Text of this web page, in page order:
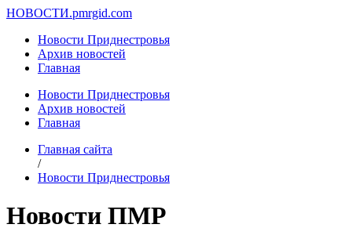
НОВОСТИ.pmrgid.com
Новости Приднестровья
Архив новостей
Главная
Новости Приднестровья
Архив новостей
Главная
Главная сайта
/
Новости Приднестровья
Новости ПМР